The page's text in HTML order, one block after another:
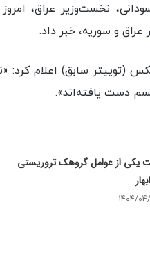
نخست‌وزیر عراق،
و سوریه، خبر داد.
(توییتر سابق) اعلام کرد:
دست یافته‌اند».
یکی از عوامل گروهک تروریستی
1404/